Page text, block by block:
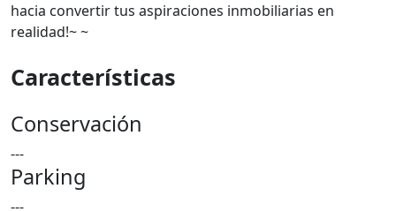
hacia convertir tus aspiraciones inmobiliarias en
realidad!~ ~
Características
Conservación
---
Parking
---